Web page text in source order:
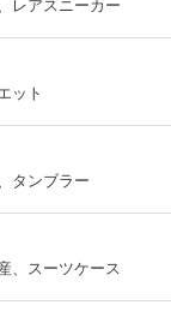
レアスニーカー
ット
タンブラー
、スーツケース